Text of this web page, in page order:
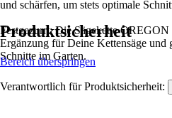
und schärfen, um stets optimale
Festgezurrt: Die Sägekette
Ergänzung für Deine Kettensäge und
Schnitte im Garten.
Produktsicherheit
Bereich überspringen
Verantwortlich für Produktsicherheit: